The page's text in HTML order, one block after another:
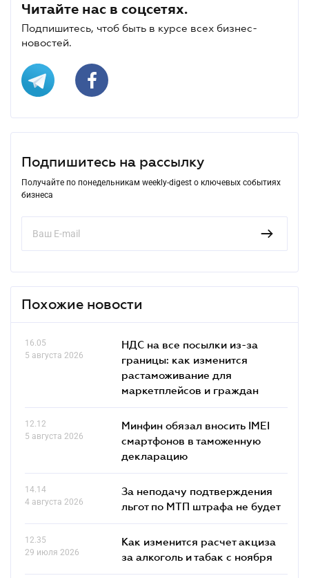
Читайте нас в соцсетях.
Подпишитесь, чтоб быть в курсе всех бизнес-
новостей.
Подпишитесь на рассылку
Получайте по понедельникам weekly-digest о ключевых событиях
бизнеса
Похожие новости
16.05
5 августа 2026
НДС на все посылки из-за
границы: как изменится
растаможивание для
маркетплейсов и граждан
12.12
5 августа 2026
Минфин обязал вносить IMEI
смартфонов в таможенную
декларацию
14.14
4 августа 2026
За неподачу подтверждения
льгот по МТП штрафа не будет
12.35
29 июля 2026
Как изменится расчет акциза
за алкоголь и табак с ноября